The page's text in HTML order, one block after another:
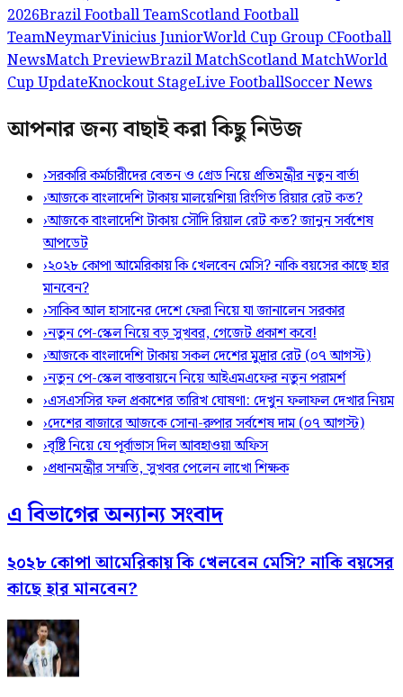
2026Brazil Football TeamScotland Football
TeamNeymarVinicius JuniorWorld Cup Group CFootball
NewsMatch PreviewBrazil MatchScotland MatchWorld
Cup UpdateKnockout StageLive FootballSoccer News
আপনার জন্য বাছাই করা কিছু নিউজ
›সরকারি কর্মচারীদের বেতন ও গ্রেড নিয়ে প্রতিমন্ত্রীর নতুন বার্তা
›আজকে বাংলাদেশি টাকায় মালয়েশিয়া রিংগিত রিয়ার রেট কত?
›আজকে বাংলাদেশি টাকায় সৌদি রিয়াল রেট কত? জানুন সর্বশেষ
আপডেট
›২০২৮ কোপা আমেরিকায় কি খেলবেন মেসি? নাকি বয়সের কাছে হার
মানবেন?
›সাকিব আল হাসানের দেশে ফেরা নিয়ে যা জানালেন সরকার
›নতুন পে-স্কেল নিয়ে বড় সুখবর, গেজেট প্রকাশ কবে!
›আজকে বাংলাদেশি টাকায় সকল দেশের মুদ্রার রেট (০৭ আগস্ট)
›নতুন পে-স্কেল বাস্তবায়নে নিয়ে আইএমএফের নতুন পরামর্শ
›এসএসসির ফল প্রকাশের তারিখ ঘোষণা: দেখুন ফলাফল দেখার নিয়ম
›দেশের বাজারে আজকে সোনা-রুপার সর্বশেষ দাম (০৭ আগস্ট)
›বৃষ্টি নিয়ে যে পূর্বাভাস দিল আবহাওয়া অফিস
›প্রধানমন্ত্রীর সম্মতি, সুখবর পেলেন লাখো শিক্ষক
এ বিভাগের অন্যান্য সংবাদ
২০২৮ কোপা আমেরিকায় কি খেলবেন মেসি? নাকি বয়সের
কাছে হার মানবেন?